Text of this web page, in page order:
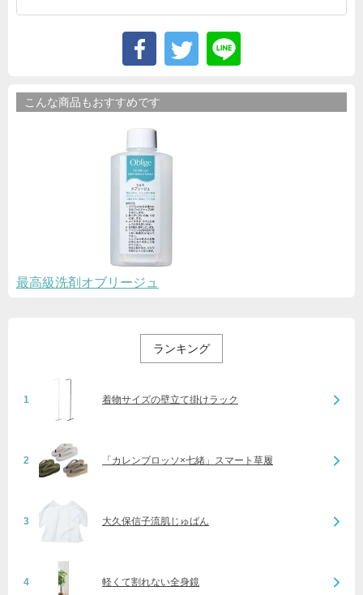
こんな商品もおすすめです
最高級洗剤オブリージュ
ランキング
1 着物サイズの壁立て掛けラック
2 「カレンブロッソ×七緒」スマート草履
3 大久保信子流肌じゅばん
4 軽くて割れない全身鏡